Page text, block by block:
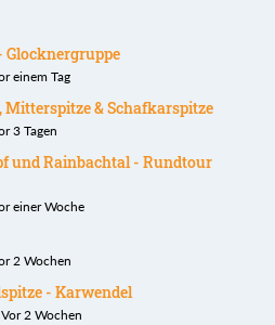
Glocknergruppe
einem Tag
Mitterspitze & Schafkarspitze
3 Tagen
und Rainbachtal - Rundtour
einer Woche
2 Wochen
- Karwendel
2 Wochen